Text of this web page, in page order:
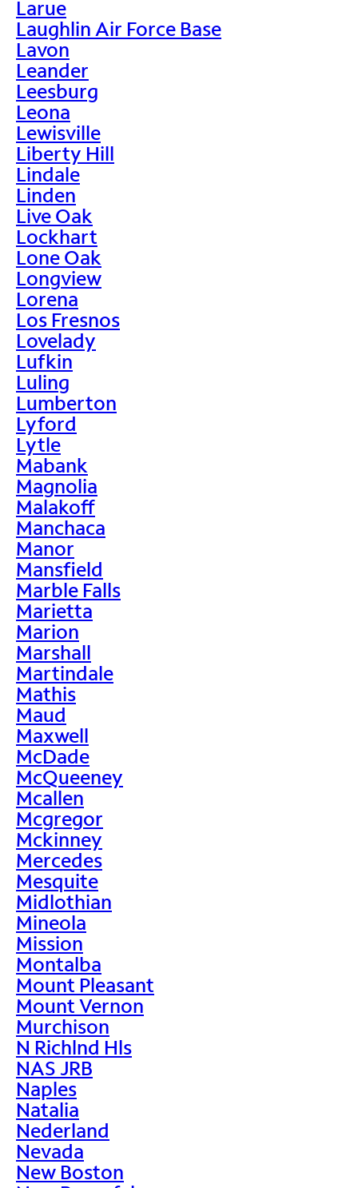
Larue
Laughlin Air Force Base
Lavon
Leander
Leesburg
Leona
Lewisville
Liberty Hill
Lindale
Linden
Live Oak
Lockhart
Lone Oak
Longview
Lorena
Los Fresnos
Lovelady
Lufkin
Luling
Lumberton
Lyford
Lytle
Mabank
Magnolia
Malakoff
Manchaca
Manor
Mansfield
Marble Falls
Marietta
Marion
Marshall
Martindale
Mathis
Maud
Maxwell
McDade
McQueeney
Mcallen
Mcgregor
Mckinney
Mercedes
Mesquite
Midlothian
Mineola
Mission
Montalba
Mount Pleasant
Mount Vernon
Murchison
N Richlnd Hls
NAS JRB
Naples
Natalia
Nederland
Nevada
New Boston